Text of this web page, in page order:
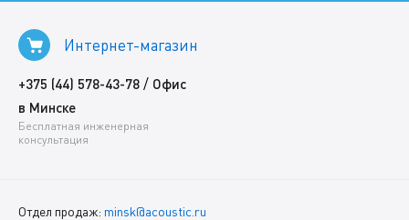
Интернет-магазин
+375 (44) 578-43-78 / Офис
в Минске
Бесплатная инженерная
консультация
Отдел продаж: minsk@acoustic.ru